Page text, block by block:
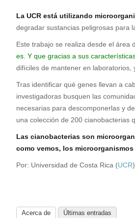
La UCR está utilizando
degradar sustancias peligrosas para
Este trabajo se realiza desde el área
es. Y que gracias a sus
difíciles de mantener en laboratorios,
Tras identificar qué genes llevan a
investigadoras busquen las
necesarias para descomponerlas y
una colección de 200 cianobacterias
Las cianobacterias son
como vemos, los
Por: Universidad de Costa Rica (UCR).
Acerca de Últimas entradas